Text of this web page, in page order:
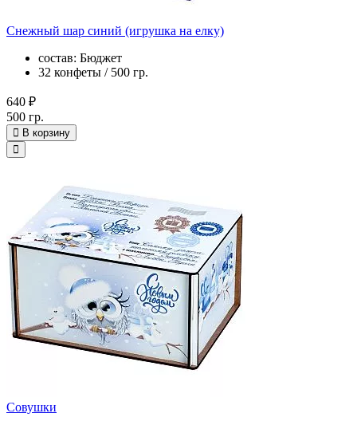
Снежный шар синий (игрушка на елку)
состав: Бюджет
32 конфеты / 500 гр.
640 ₽
500 гр.
В корзину
Совушки